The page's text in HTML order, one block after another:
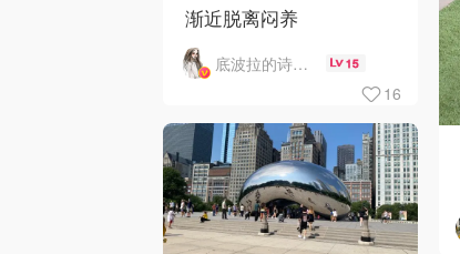
渐近脱离闷养
底波拉的诗与歌 15
16